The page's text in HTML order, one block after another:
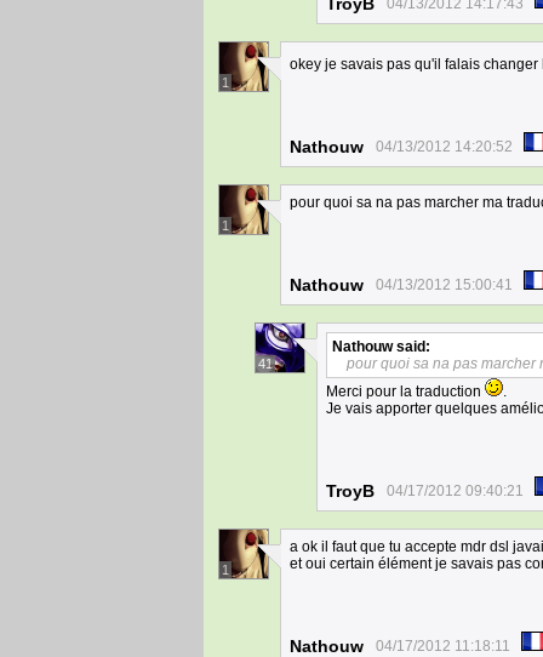
04/13/2012 14:17:43
1
okey je savais pas qu'il falais
Nathouw 04/13/2012 14:20:52
1
pour quoi sa na pas marcher ma
Nathouw 04/13/2012 15:00:41
41
Nathouwsaid:
pour quoi sa na pas marcher
Merci pour la traduction
.
Je vais apporter quelques
TroyB 04/17/2012 09:40:21
1
a ok il faut que tu accepte mdr dsl
et oui certain élément je savais pas
Nathouw 04/17/2012 11:18:11